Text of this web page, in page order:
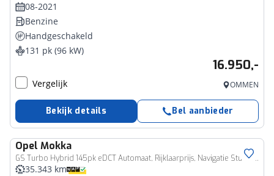
08-2021
Benzine
Handgeschakeld
131 pk (96 kW)
16.950,-
Vergelijk OMMEN
Bekijk details Bel aanbieder
Opel Mokka
GS Turbo Hybrid 145pk eDCT Automaat, Rijklaarprijs, Navigatie Stuurverwarming Camera Adaptieve cruise control
35.343 km